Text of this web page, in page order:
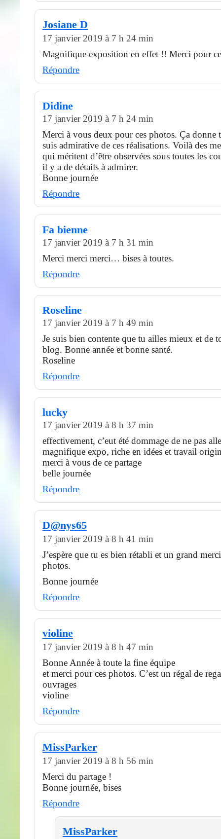
Josiane D
17 janvier 2019 à 7 h 24 min
Magnifique exposition en effet !! Merci pour
Répondre
Didine
17 janvier 2019 à 7 h 24 min
Merci à vous deux pour ces photos. Ça donne
suis admirative de ces réalisations. Voilà des
qui méritent d’être observées sous toutes les
il y a de détails à admirer.
Bonne journée
Répondre
Fa bienne
17 janvier 2019 à 7 h 31 min
Merci merci merci… bises à toutes.
Répondre
Roseline
17 janvier 2019 à 7 h 49 min
Je suis bien contente que tu ailles mieux et de
blog. Bonne année et bonne santé.
Roseline
Répondre
lucky
17 janvier 2019 à 8 h 37 min
effectivement, c’eut été dommage de ne pas
magnifique expo, riche en idées et travail
merci à vous de ce partage
belle journée
Répondre
D@nys65
17 janvier 2019 à 8 h 41 min
J’espère que tu es bien rétabli et un grand
photos.
Bonne journée
Répondre
violine
17 janvier 2019 à 8 h 47 min
Bonne Année à toute la fine équipe
et merci pour ces photos. C’est un régal de
ouvrages
violine
Répondre
MissParker
17 janvier 2019 à 8 h 56 min
Merci du partage !
Bonne journée, bises
Répondre
MissParker